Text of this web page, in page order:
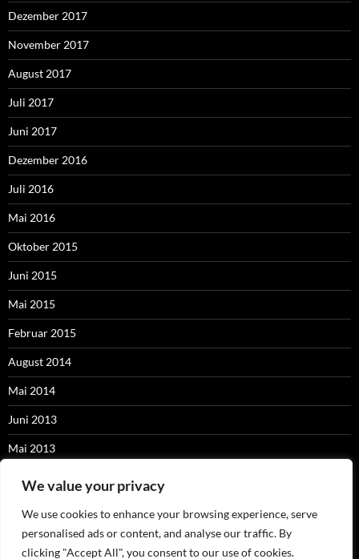
We value your privacy
We use cookies to enhance your browsing experience, serve
personalised ads or content, and analyse our traffic. By
clicking "Accept All", you consent to our use of cookies.
Dezember 2017
November 2017
August 2017
Juli 2017
Juni 2017
Dezember 2016
Juli 2016
Mai 2016
Oktober 2015
Juni 2015
Mai 2015
Februar 2015
August 2014
Mai 2014
Juni 2013
Mai 2013
Oktober 2011